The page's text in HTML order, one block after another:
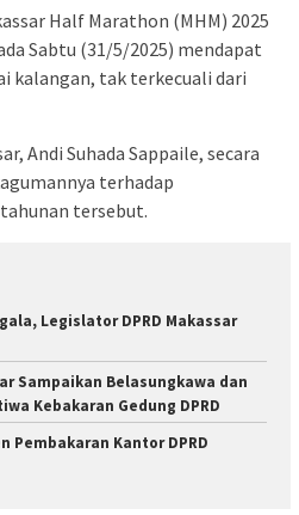
Half Marathon (MHM) 2025
Sabtu (31/5/2025) mendapat
kalangan, tak terkecuali dari
Andi Suhada Sappaile, secara
terhadap
tersebut.
Legislator DPRD Makassar
Sampaikan Belasungkawa dan
Kebakaran Gedung DPRD
Pembakaran Kantor DPRD